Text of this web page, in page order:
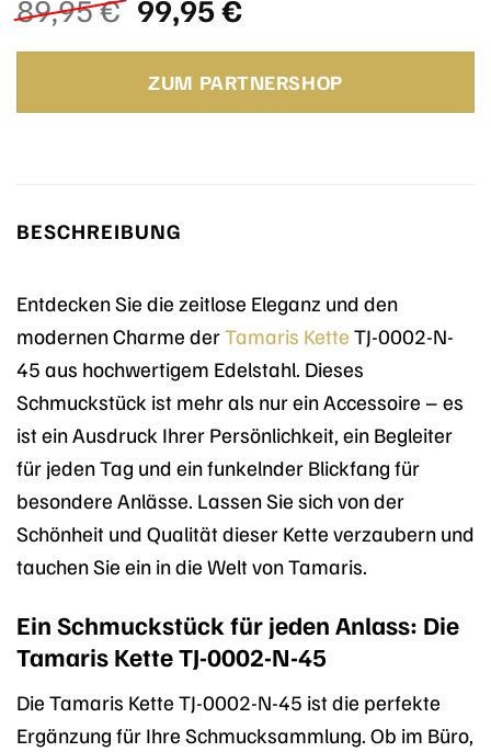
89,95€
Preis
war:
89,95 €
99,95€
ist:
99,95 €.
ZUM PARTNERSHOP
BESCHREIBUNG
Entdecken Sie die zeitlose Eleganz und den
modernen Charme derTamaris Kette TJ-0002-N-
45 aus hochwertigem Edelstahl. Dieses
Schmuckstück ist mehr als nur ein Accessoire – es
ist ein Ausdruck Ihrer Persönlichkeit, ein Begleiter
für jeden Tag und ein funkelnder Blickfang für
besondere Anlässe. Lassen Sie sich von der
Schönheit und Qualität dieser Kette verzaubern und
tauchen Sie ein in die Welt von Tamaris.
Ein Schmuckstück für jeden Anlass: Die
Tamaris Kette TJ-0002-N-45
Die Tamaris Kette TJ-0002-N-45 ist die perfekte
Ergänzung für Ihre Schmucksammlung. Ob im Büro,